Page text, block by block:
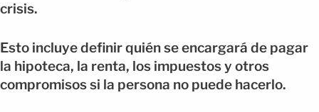
crisis.
Esto incluye definir quién se encargará de pagar
la hipoteca, la renta, los impuestos y otros
compromisos si la persona no puede hacerlo.